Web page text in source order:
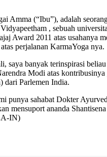
Amma (“Ibu”), adalah
, sebuah
Award 2011 atas
perjalanan KarmaYoga nya.
banyak terinspirasi
Modi atas
dari Parlemen India.
punya sahabat Dokter
ananda
IN)